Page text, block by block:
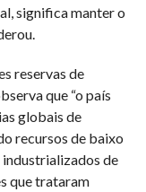
significa manter o
reservas de
que “o país
globais de
recursos de baixo
de
que trataram